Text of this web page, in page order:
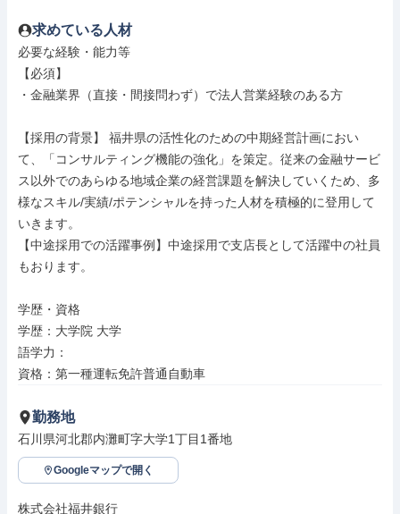
求めている人材
必要な経験・能力等
【必須】
・金融業界（直接・間接問わず）で法人営業経験のある方
【採用の背景】 福井県の活性化のための中期経営計画におい
て、「コンサルティング機能の強化」を策定。従来の金融サービ
ス以外でのあらゆる地域企業の経営課題を解決していくため、多
様なスキル/実績/ポテンシャルを持った人材を積極的に登用して
いきます。
【中途採用での活躍事例】中途採用で支店長として活躍中の社員
もおります。
学歴・資格
学歴：大学院 大学
語学力：
資格：第一種運転免許普通自動車
勤務地
石川県河北郡内灘町字大学1丁目1番地
Googleマップで開く
株式会社福井銀行